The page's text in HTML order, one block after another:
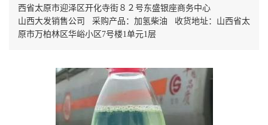
西省太原市迎泽区开化寺街８２号东盛银座商务中心
山西大发销售公司 采购产品：加氢柴油 收货地址：山西省太
原市万柏林区华峪小区7号楼1单元1层